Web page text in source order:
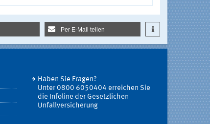
Per E-Mail teilen
Haben Sie Fragen?
Unter 0800 6050404 erreichen Sie
die Infoline der Gesetzlichen
Unfallversicherung